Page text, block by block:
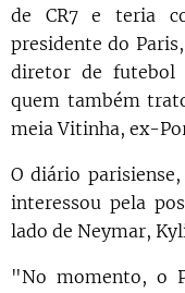
de CR7 e teria
presidente do Paris,
diretor de futebol
quem também
meia Vitinha, ex-
O diário
interessou pela
lado de Neymar,
"No momento, o